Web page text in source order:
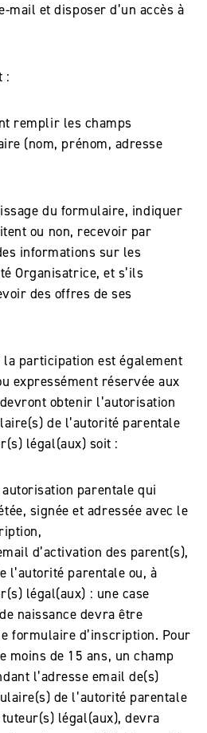
mail et disposer d’un accès à
:
les champs
(nom, prénom, adresse
du formulaire, indiquer
ou non, recevoir par
informations sur les
Organisatrice, et s’ils
des offres de ses
est également
expressément réservée aux
obtenir l’autorisation
de l’autorité parentale
légal(aux) soit :
parentale qui
signée et adressée avec le
d’activation des parent(s),
l’autorité parentale ou, à
légal(aux) : une case
naissance devra être
formulaire d’inscription. Pour
moins de 15 ans, un champ
l’adresse email de(s)
de l’autorité parentale
légal(aux), devra